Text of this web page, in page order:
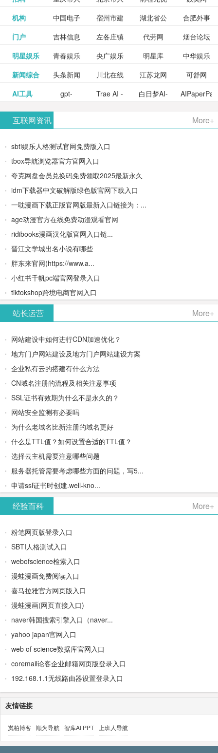
味，豆瓣
电影会推
荐好电影
给你。
预订 鹰
网
力资源和
社会保障
力资源和
社会保障
招聘网
聘才网
更多>>
机构 中国电子
检验检疫
业务网
宿州市建
委网
湖北省公
管局
合肥外事
办
湖北省粮
食局
更多>>
门户 吉林信息
网
左各庄镇
论坛
代劳网
烟台论坛
腾讯充值
中心
更多>>
明星娱乐 青春娱乐
网
央广娱乐
网,
明星库 中华娱乐
网
网易娱乐 更多>>
新闻综合 头条新闻 川北在线 江苏龙网
可舒网
巾帼网
更多>>
AI工具 gpt-
OpenAI最
新AI图像
生成器
Trae AI -
境/深度集
成
Doubao-
1.5-pro与
白日梦AI-
- AI论文写
高质量
PPT
互联网资讯 More+
sbti娱乐人格测试官网免费版入口
tbox导航浏览器官方官网入口
夸克网盘会员兑换码免费领取2025最新永久
idm下载器中文破解版绿色版官网下载入口
一耽漫画下载正版官网版最新入口链接为：...
age动漫官方在线免费动漫观看官网
ridibooks漫画汉化版官网入口链...
晋江文学城出名小说有哪些
胖东来官网(https://www.a...
小红书千帆pc端官网登录入口
tiktokshop跨境电商官网入口
站长运营 More+
网站建设中如何进行CDN加速优化？
地方门户网站建设及地方门户网站建设方案
企业私有云的搭建有什么方法
CN域名注册的流程及相关注意事项
SSL证书有效期为什么不是永久的？
网站安全监测有必要吗
为什么老域名比新注册的域名更好
什么是TTL值？如何设置合适的TTL值？
选择云主机需要注意哪些问题
服务器托管需要考虑哪些方面的问题，写5...
申请ssl证书时创建.well-kno...
经验百科 More+
粉笔网页版登录入口
SBTI人格测试入口
webofscience检索入口
漫蛙漫画免费阅读入口
喜马拉雅官方网页版入口
漫蛙漫画(网页直接入口)
naver韩国搜索引擎入口（naver...
yahoo japan官网入口
web of science数据库官网入口
coremail论客企业邮箱网页版登录入口
192.168.1.1无线路由器设置登录入口
友情链接
岚柏博客 顺为导航 智库AI PPT 上班人导航